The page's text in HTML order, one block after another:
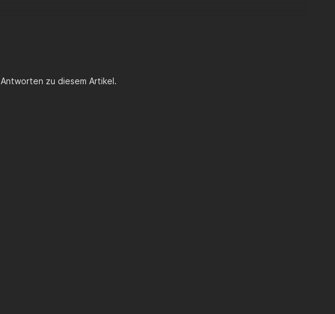
zu diesem Artikel.